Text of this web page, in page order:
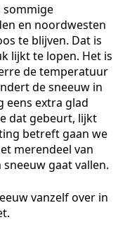
sommige
en noordwesten
te blijven. Dat is
lijkt te lopen. Het is
de temperatuur
de sneeuw in
eens extra glad
dat gebeurt, lijkt
betreft gaan we
merendeel van
gaat vallen.
vanzelf over in